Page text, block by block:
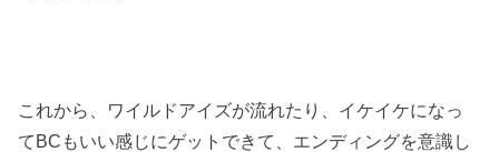
これから、ワイルドアイズが流れたり、イケイケになっ
てBCもいい感じにゲットできて、エンディングを意識し